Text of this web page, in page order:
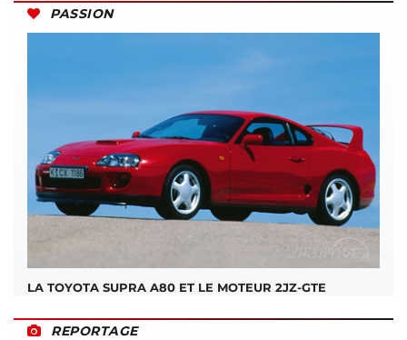
PASSION
LA TOYOTA SUPRA A80 ET LE MOTEUR 2JZ-GTE
REPORTAGE